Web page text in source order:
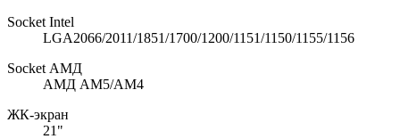
Socket Intel
LGA2066/2011/1851/1700/1200/1151/1150/1155/1156
Socket АМД
АМД АМ5/АМ4
ЖК-экран
21"